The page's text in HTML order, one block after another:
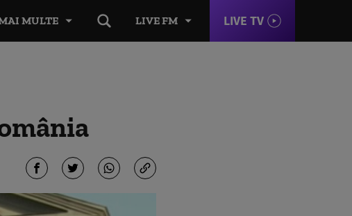
LIVE FM LIVE TV
MULTE